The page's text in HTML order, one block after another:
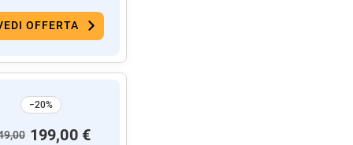
OFFERTA
−20%
199,00 €